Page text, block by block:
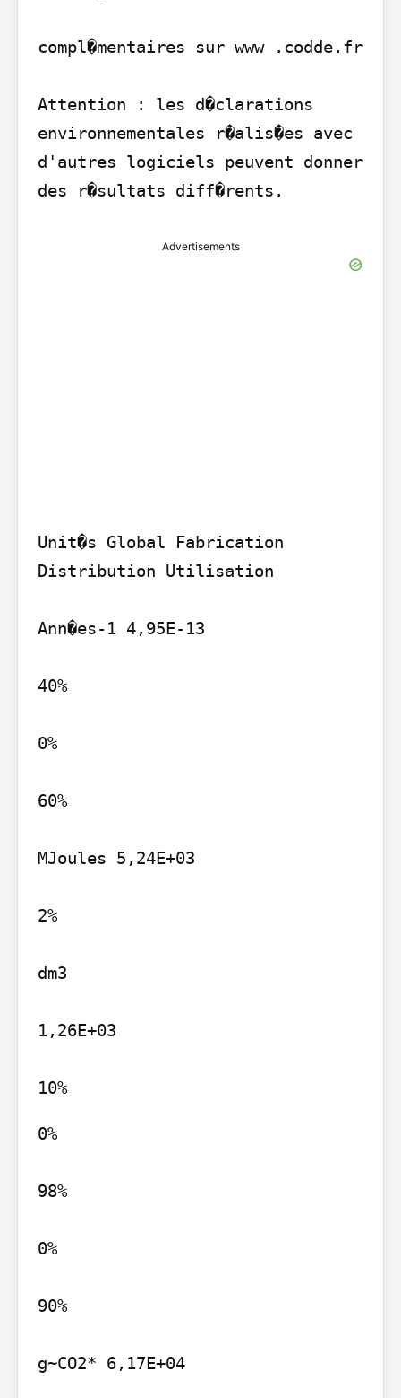
compl�mentaires sur www .codde.fr
Attention : les d�clarations
environnementales r�alis�es avec
d'autres logiciels peuvent donner
des r�sultats diff�rents.
Advertisements
Unit�s Global Fabrication
Distribution Utilisation
Ann�es-1 4,95E-13
40%
0%
60%
MJoules 5,24E+03
2%
dm3
1,26E+03
10%
0%
98%
0%
90%
g~CO2* 6,17E+04